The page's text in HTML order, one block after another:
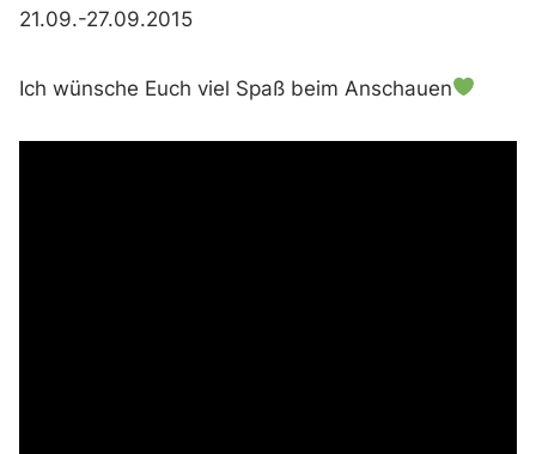
21.09.-27.09.2015
Ich wünsche Euch viel Spaß beim Anschauen